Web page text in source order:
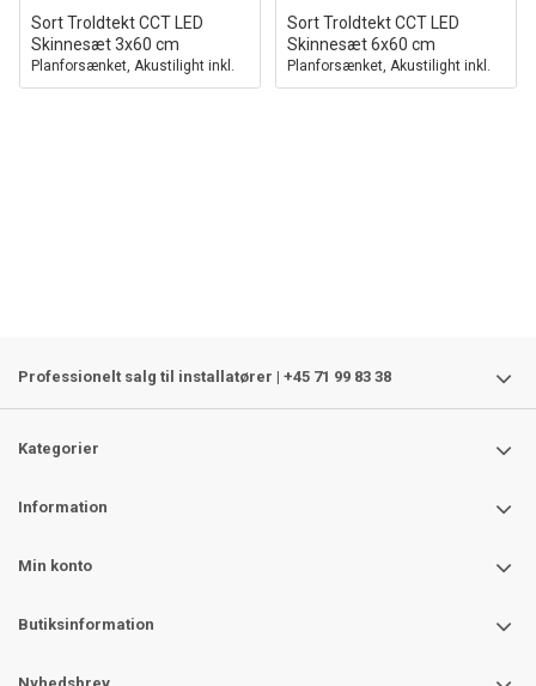
Sort Troldtekt CCT LED
Skinnesæt 3x60 cm
Planforsænket, Akustilight inkl.
ledninger og driver
Sort Troldtekt CCT LED
Skinnesæt 6x60 cm
Planforsænket, Akustilight inkl.
ledninger og driver
Professionelt salg til installatører | +45 71 99 83 38
Kategorier
Information
Min konto
Butiksinformation